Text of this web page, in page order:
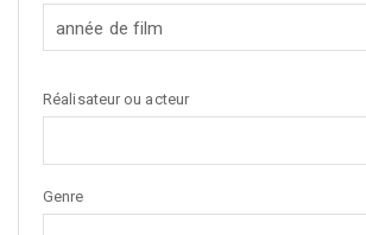
année de film
Réalisateur ou acteur
Genre